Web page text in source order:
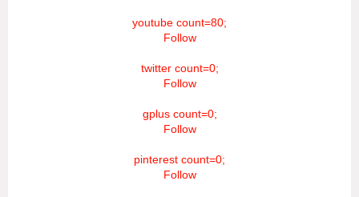
youtube count=80;
Follow
twitter count=0;
Follow
gplus count=0;
Follow
pinterest count=0;
Follow